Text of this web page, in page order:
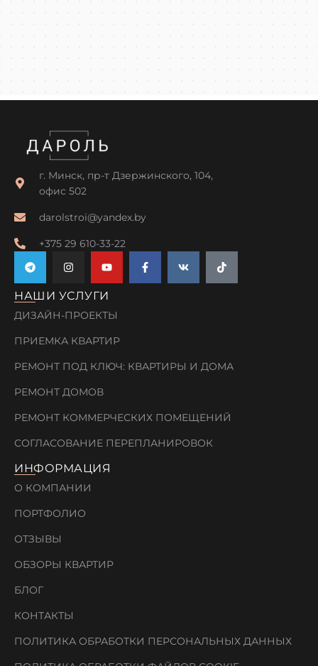
г. Минск, пр-т Дзержинского, 104,
офис 502
darolstroi@yandex.by
+375 29 610-33-22
НАШИ УСЛУГИ
ДИЗАЙН-ПРОЕКТЫ
ПРИЕМКА КВАРТИР
РЕМОНТ ПОД КЛЮЧ: КВАРТИРЫ И ДОМА
РЕМОНТ ДОМОВ
РЕМОНТ КОММЕРЧЕСКИХ ПОМЕЩЕНИЙ
СОГЛАСОВАНИЕ ПЕРЕПЛАНИРОВОК
ИНФОРМАЦИЯ
О КОМПАНИИ
ПОРТФОЛИО
ОТЗЫВЫ
ОБЗОРЫ КВАРТИР
БЛОГ
КОНТАКТЫ
ПОЛИТИКА ОБРАБОТКИ ПЕРСОНАЛЬНЫХ ДАННЫХ